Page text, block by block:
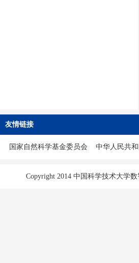
友情链接
国家自然科学基金委员会 中华人民共
Copyright 2014 中国科学技术大学